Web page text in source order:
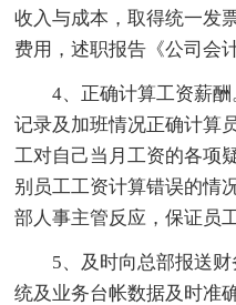
收入与成本，取得统一发
费用，述职报告《公司会
4、正确计算工资薪酬
记录及加班情况正确计算
工对自己当月工资的各项
别员工工资计算错误的情
部人事主管反应，保证员
5、及时向总部报送财
统及业务台帐数据及时准